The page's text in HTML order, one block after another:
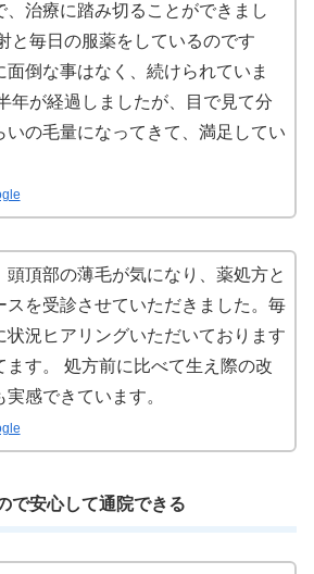
、治療に踏み切ることができまし
と毎日の服薬をしているのです
面倒な事はなく、続けられていま
年が経過しましたが、目で見て分
いの毛量になってきて、満足してい
頭頂部の薄毛が気になり、薬処方と
スを受診させていただきました。毎
状況ヒアリングいただいております
ます。 処方前に比べて生え際の改
実感できています。
で安心して通院できる